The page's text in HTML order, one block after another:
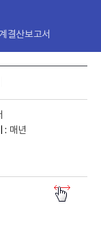
결산보고서
: 매년